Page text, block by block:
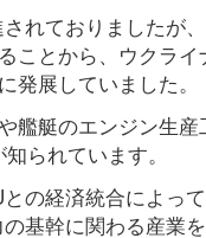
れておりましたが
ことから、ウクラ
展していました。
艦艇のエンジン生
られています。
の経済統合によっ
基幹に関わる産業